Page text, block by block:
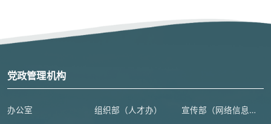
党政管理机构
办公室 组织部（人才办） 宣传部（网络信息安全管理与新闻中心）